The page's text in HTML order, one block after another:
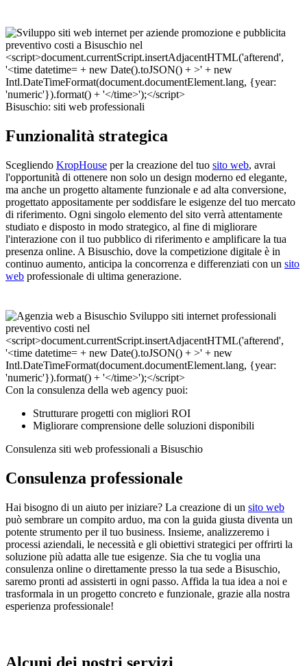
Bisuschio: siti web professionali
Funzionalità strategica
Scegliendo KropHouse per la creazione del tuo sito web, avrai
l'opportunità di ottenere non solo un design moderno ed elegante,
ma anche un progetto altamente funzionale e ad alta conversione,
progettato appositamente per soddisfare le esigenze del tuo mercato
di riferimento. Ogni singolo elemento del sito verrà attentamente
studiato e disposto in modo strategico, al fine di migliorare
l'interazione con il tuo pubblico di riferimento e amplificare la tua
presenza online. A Bisuschio, dove la competizione digitale è in
continuo aumento, anticipa la concorrenza e differenziati con un sito
web professionale di ultima generazione.
Con la consulenza della web agency puoi:
Strutturare progetti con migliori ROI
Migliorare comprensione delle soluzioni disponibili
Consulenza siti web professionali a Bisuschio
Consulenza professionale
Hai bisogno di un aiuto per iniziare? La creazione di un sito web
può sembrare un compito arduo, ma con la guida giusta diventa un
potente strumento per il tuo business. Insieme, analizzeremo i
processi aziendali, le necessità e gli obiettivi strategici per offrirti la
soluzione più adatta alle tue esigenze. Sia che tu voglia una
consulenza online o direttamente presso la tua sede a Bisuschio,
saremo pronti ad assisterti in ogni passo. Affida la tua idea a noi e
trasformala in un progetto concreto e funzionale, grazie alla nostra
esperienza professionale!